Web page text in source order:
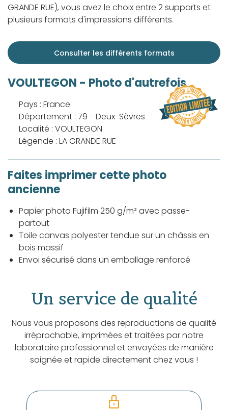
GRANDE RUE), vous avez le choix entre 2 supports et
plusieurs formats d'impressions différents.
Consulter les différents formats
VOULTEGON - Photo d'autrefois
Pays : France
Département : 79 - Deux-Sèvres
Localité : VOULTEGON
Légende : LA GRANDE RUE
Faites imprimer cette photo
ancienne
Papier photo Fujifilm 250 g/m² avec passe-
partout
Toile canvas polyester tendue sur un châssis en
bois massif
Envoi sécurisé dans un emballage renforcé
Un service de qualité
Nous vous proposons des reproductions de qualité
irréprochable, imprimées et traitées par notre
laboratoire professionnel et envoyées de manière
soignée et rapide directement chez vous !